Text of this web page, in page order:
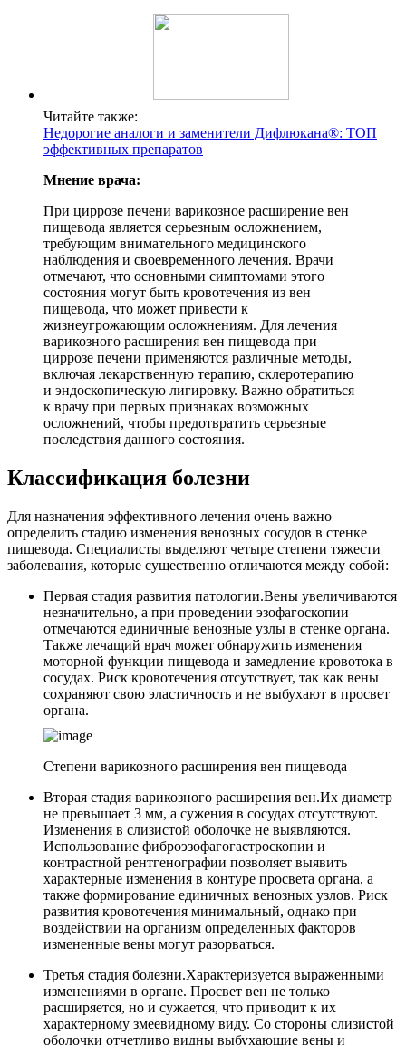
Читайте также:
Недорогие аналоги и заменители Дифлюкана®: ТОП
эффективных препаратов
Мнение врача:
При циррозе печени варикозное расширение вен
пищевода является серьезным осложнением,
требующим внимательного медицинского
наблюдения и своевременного лечения. Врачи
отмечают, что основными симптомами этого
состояния могут быть кровотечения из вен
пищевода, что может привести к
жизнеугрожающим осложнениям. Для лечения
варикозного расширения вен пищевода при
циррозе печени применяются различные методы,
включая лекарственную терапию, склеротерапию
и эндоскопическую лигировку. Важно обратиться
к врачу при первых признаках возможных
осложнений, чтобы предотвратить серьезные
последствия данного состояния.
Классификация болезни
Для назначения эффективного лечения очень важно
определить стадию изменения венозных сосудов в стенке
пищевода. Специалисты выделяют четыре степени тяжести
заболевания, которые существенно отличаются между собой:
Первая стадия развития патологии.Вены увеличиваются
незначительно, а при проведении эзофагоскопии
отмечаются единичные венозные узлы в стенке органа.
Также лечащий врач может обнаружить изменения
моторной функции пищевода и замедление кровотока в
сосудах. Риск кровотечения отсутствует, так как вены
сохраняют свою эластичность и не выбухают в просвет
органа.
Степени варикозного расширения вен пищевода
Вторая стадия варикозного расширения вен.Их диаметр
не превышает 3 мм, а сужения в сосудах отсутствуют.
Изменения в слизистой оболочке не выявляются.
Использование фиброэзофагогастроскопии и
контрастной рентгенографии позволяет выявить
характерные изменения в контуре просвета органа, а
также формирование единичных венозных узлов. Риск
развития кровотечения минимальный, однако при
воздействии на организм определенных факторов
измененные вены могут разорваться.
Третья стадия болезни.Характеризуется выраженными
изменениями в органе. Просвет вен не только
расширяется, но и сужается, что приводит к их
характерному змеевидному виду. Со стороны слизистой
оболочки отчетливо видны выбухающие вены и